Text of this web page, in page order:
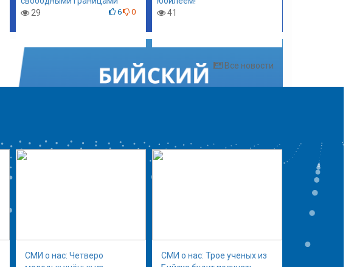
29 6 0 41
Все новости
СМИ о нас: Четверо
СМИ о нас: Трое ученых из